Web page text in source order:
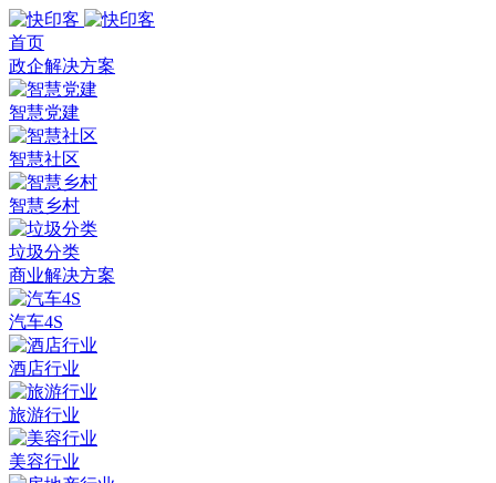
首页
政企解决方案
智慧党建
智慧社区
智慧乡村
垃圾分类
商业解决方案
汽车4S
酒店行业
旅游行业
美容行业